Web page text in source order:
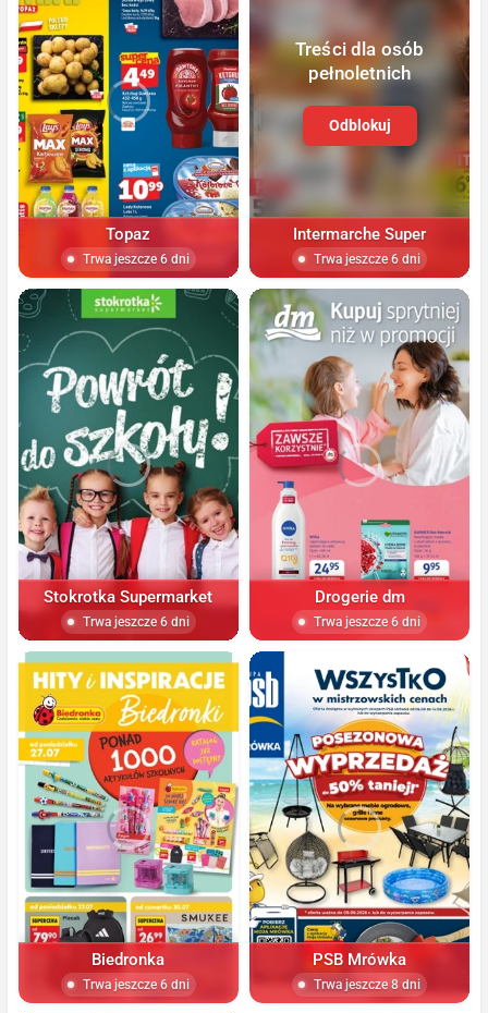
Topaz
Trwa jeszcze 6 dni
Treści dla osób
pełnoletnich
Odblokuj
Intermarche Super
Trwa jeszcze 6 dni
Stokrotka Supermarket
Trwa jeszcze 6 dni
Drogerie dm
Trwa jeszcze 6 dni
Biedronka
Trwa jeszcze 6 dni
PSB Mrówka
Trwa jeszcze 8 dni